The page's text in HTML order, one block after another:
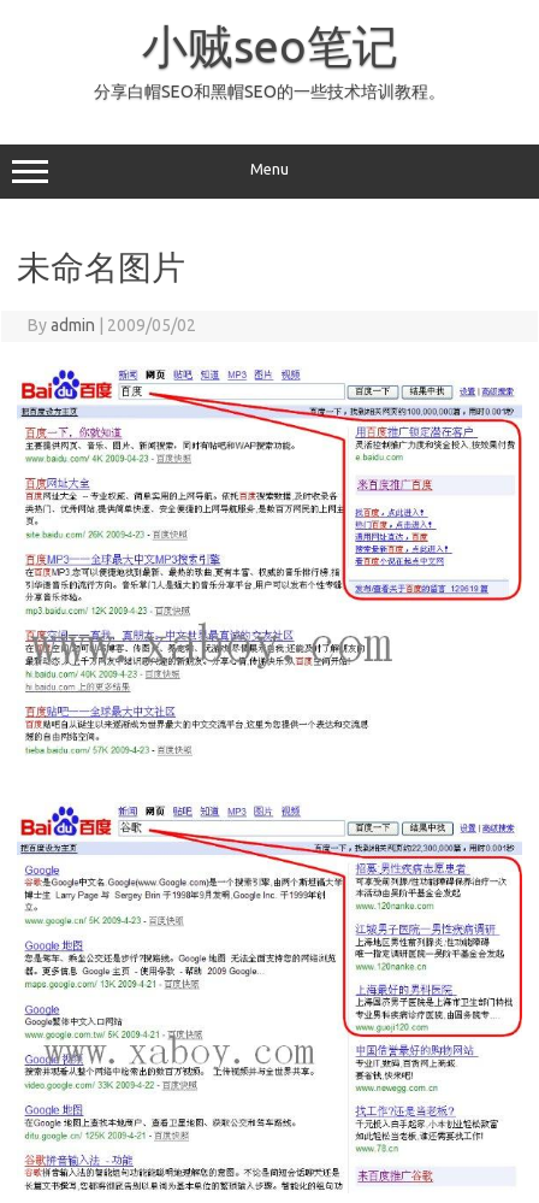
小贼seo笔记
分享白帽SEO和黑帽SEO的一些技术培训教程。
Menu
未命名图片
Byadmin 2009/05/02